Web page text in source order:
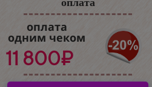
оплата
одним чеком
11 800₽